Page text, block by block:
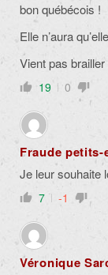
bon québécois !
Elle n’aura
Vient pas brailler
19 0
Fraude petits-
Je leur souhaite
7 -1
Véronique